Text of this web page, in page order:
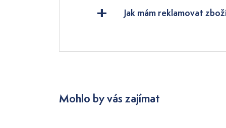
Jak mám reklamovat
Mohlo by vás zajímat